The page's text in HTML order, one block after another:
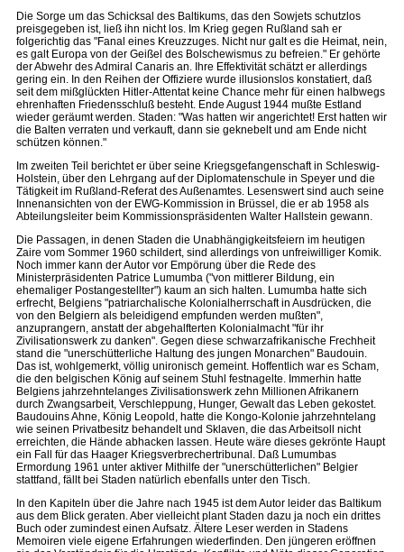
Die Sorge um das Schicksal des Baltikums, das den Sowjets schutzlos
preisgegeben ist, ließ ihn nicht los. Im Krieg gegen Rußland sah er
folgerichtig das "Fanal eines Kreuzzuges. Nicht nur galt es die Heimat, nein,
es galt Europa von der Geißel des Bolschewismus zu befreien." Er gehörte
der Abwehr des Admiral Canaris an. Ihre Effektivität schätzt er allerdings
gering ein. In den Reihen der Offiziere wurde illusionslos konstatiert, daß
seit dem mißglückten Hitler-Attentat keine Chance mehr für einen halbwegs
ehrenhaften Friedensschluß besteht. Ende August 1944 mußte Estland
wieder geräumt werden. Staden: "Was hatten wir angerichtet! Erst hatten wir
die Balten verraten und verkauft, dann sie geknebelt und am Ende nicht
schützen können."
Im zweiten Teil berichtet er über seine Kriegsgefangenschaft in Schleswig-
Holstein, über den Lehrgang auf der Diplomatenschule in Speyer und die
Tätigkeit im Rußland-Referat des Außenamtes. Lesenswert sind auch seine
Innenansichten von der EWG-Kommission in Brüssel, die er ab 1958 als
Abteilungsleiter beim Kommissionspräsidenten Walter Hallstein gewann.
Die Passagen, in denen Staden die Unabhängigkeitsfeiern im heutigen
Zaire vom Sommer 1960 schildert, sind allerdings von unfreiwilliger Komik.
Noch immer kann der Autor vor Empörung über die Rede des
Ministerpräsidenten Patrice Lumumba ("von mittlerer Bildung, ein
ehemaliger Postangestellter") kaum an sich halten. Lumumba hatte sich
erfrecht, Belgiens "patriarchalische Kolonialherrschaft in Ausdrücken, die
von den Belgiern als beleidigend empfunden werden mußten",
anzuprangern, anstatt der abgehalfterten Kolonialmacht "für ihr
Zivilisationswerk zu danken". Gegen diese schwarzafrikanische Frechheit
stand die "unerschütterliche Haltung des jungen Monarchen" Baudouin.
Das ist, wohlgemerkt, völlig unironisch gemeint. Hoffentlich war es Scham,
die den belgischen König auf seinem Stuhl festnagelte. Immerhin hatte
Belgiens jahrzehntelanges Zivilisationswerk zehn Millionen Afrikanern
durch Zwangsarbeit, Verschleppung, Hunger, Gewalt das Leben gekostet.
Baudouins Ahne, König Leopold, hatte die Kongo-Kolonie jahrzehntelang
wie seinen Privatbesitz behandelt und Sklaven, die das Arbeitsoll nicht
erreichten, die Hände abhacken lassen. Heute wäre dieses gekrönte Haupt
ein Fall für das Haager Kriegsverbrechertribunal. Daß Lumumbas
Ermordung 1961 unter aktiver Mithilfe der "unerschütterlichen" Belgier
stattfand, fällt bei Staden natürlich ebenfalls unter den Tisch.
In den Kapiteln über die Jahre nach 1945 ist dem Autor leider das Baltikum
aus dem Blick geraten. Aber vielleicht plant Staden dazu ja noch ein drittes
Buch oder zumindest einen Aufsatz. Ältere Leser werden in Stadens
Memoiren viele eigene Erfahrungen wiederfinden. Den jüngeren eröffnen